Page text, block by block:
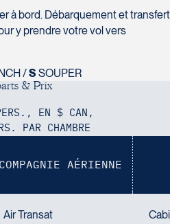
à bord. Débarquement et transfert
y prendre votre vol vers
/S SOUPER
arts & Prix
EN $ CAN,
PAR CHAMBRE
COMPAGNIE AÉRIENNE
Air Transat